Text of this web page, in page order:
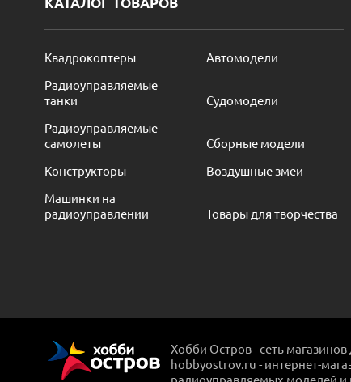
Квадрокоптеры
Автомодели
Радиоуправляемые
танки
Судомодели
Радиоуправляемые
самолеты
Сборные модели
Конструкторы
Воздушные змеи
Машинки на
радиоуправлении
Товары для творчества
Хобби Остров - сеть
hobbyostrov.ru - интернет-